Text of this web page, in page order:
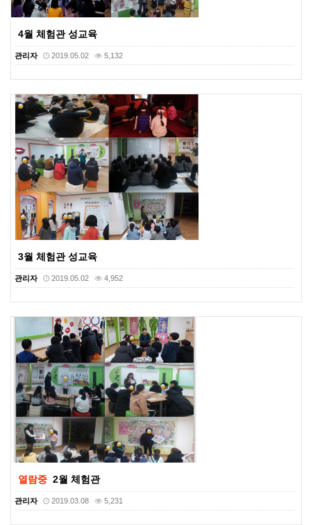
4월 체험관 성교육
관리자 2019.05.02 5,132
3월 체험관 성교육
관리자 2019.05.02 4,952
열람중 2월 체험관
관리자 2019.03.08 5,231